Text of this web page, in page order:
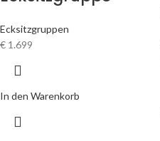
Ecksitzgruppen
€ 1.699
In den Warenkorb